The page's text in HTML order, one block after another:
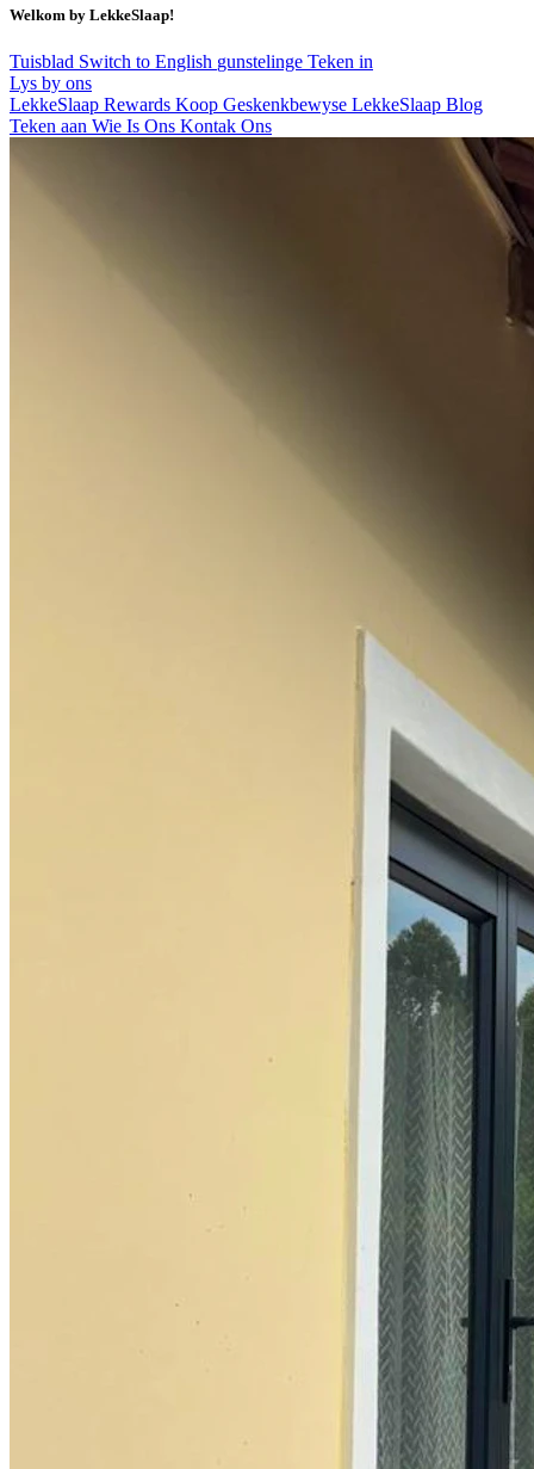
Welkom by LekkeSlaap!
Tuisblad Switch to English gunstelinge Teken in
Lys by ons
LekkeSlaap Rewards Koop Geskenkbewyse LekkeSlaap Blog
Teken aan Wie Is Ons Kontak Ons